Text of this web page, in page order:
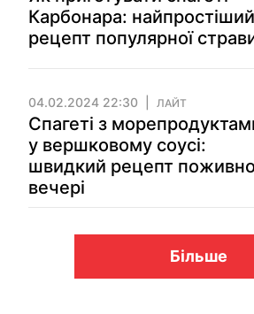
Карбонара: найпростіший
рецепт популярної
04.02.2024 22:30 ЛАЙТ
Спагеті з
у вершковому соусі:
швидкий рецепт
вечері
Більше